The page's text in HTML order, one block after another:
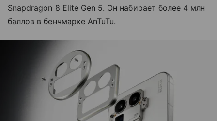
Snapdragon 8 Elite Gen 5. Он набирает более 4 млн
баллов в бенчмарке AnTuTu.